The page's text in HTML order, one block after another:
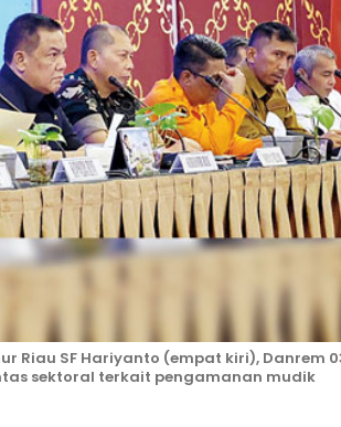
Riau SF Hariyanto (empat kiri), Danrem
sektoral terkait pengamanan mudik